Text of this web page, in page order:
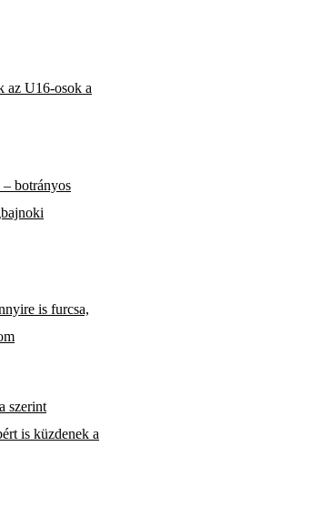
az U16-osok a
botrányos
is furcsa,
szerint
is küzdenek a